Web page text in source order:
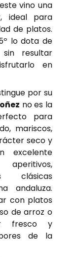
vino una
ideal para
de platos.
lo dota de
resultar
en
por su
no es la
para
mariscos,
seco y
excelente
clásicas
andaluza.
con platos
de arroz o
fresco y
de la